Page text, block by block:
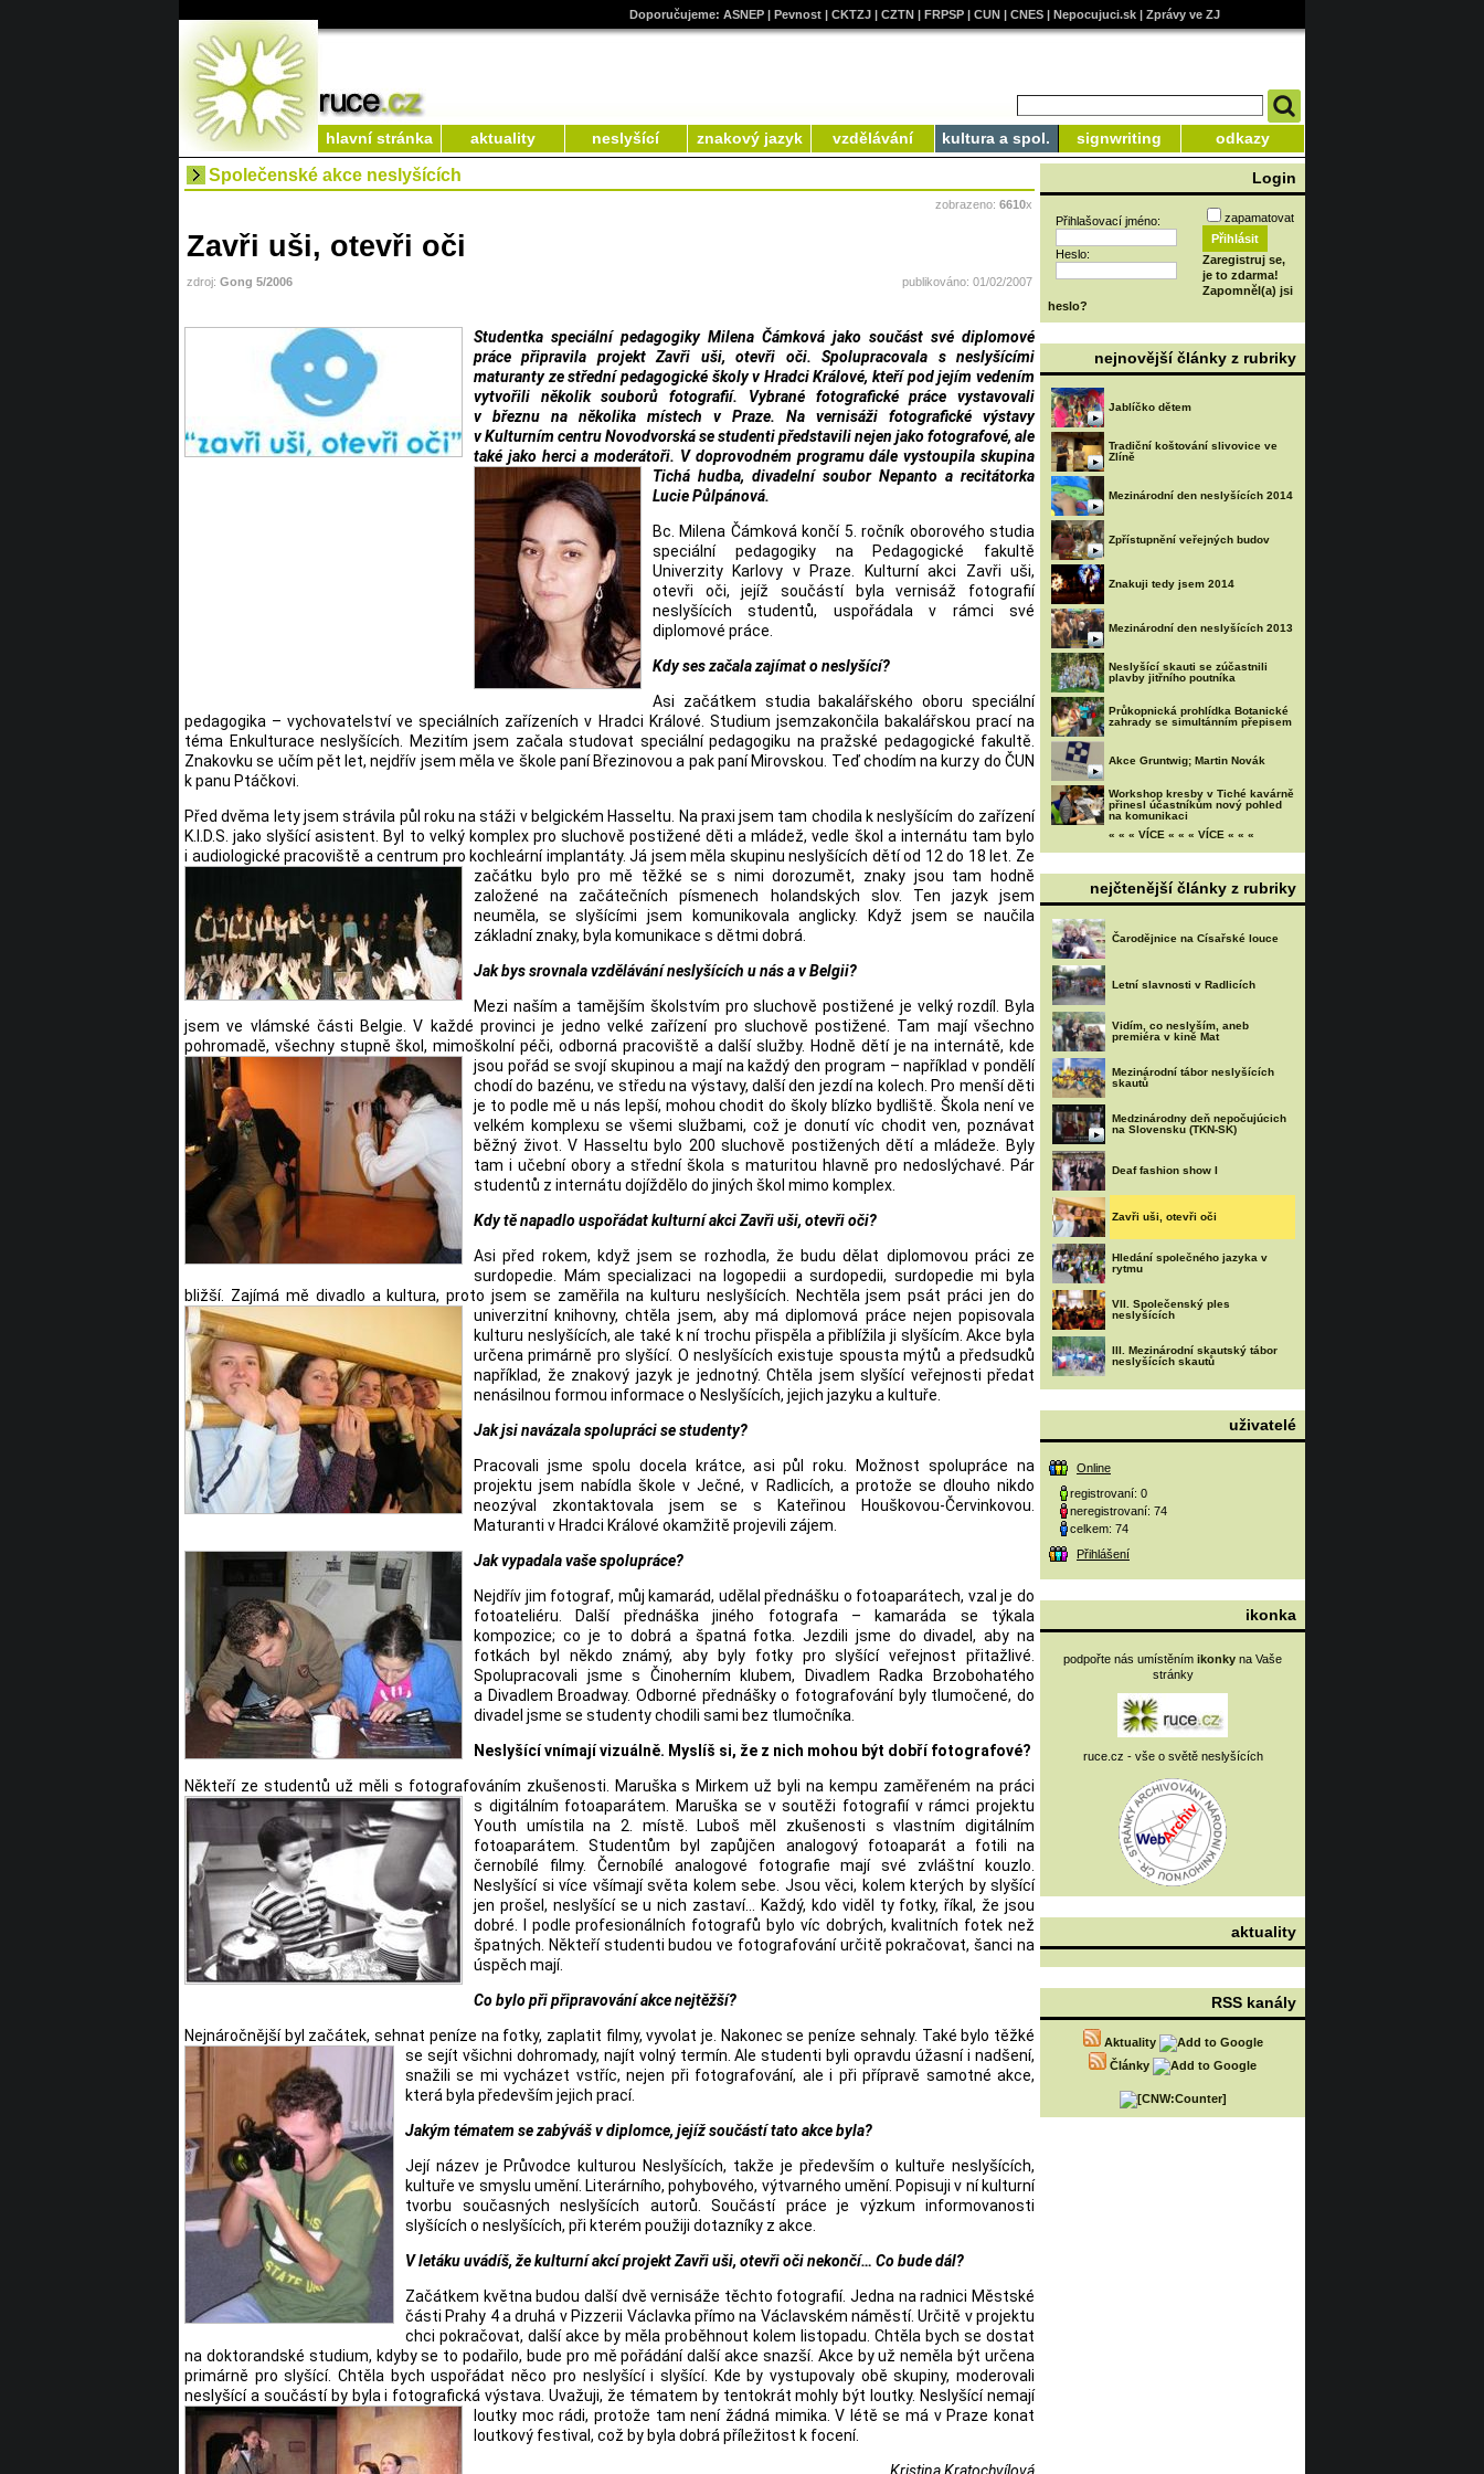
Doporučujeme: ASNEP| Pevnost| CKTZJ| CZTN| FRPSP| CUN| CNES| Nepocujuci.sk| Zprávy ve ZJ
hlavní stránka aktuality neslyšící znakový jazyk vzdělávání kultura a spol. signwriting odkazy
Společenské akce neslyšících
zobrazeno: 6610x
Zavři uši, otevři oči
zdroj: Gong 5/2006 publikováno: 01/02/2007
Studentka speciální pedagogiky Milena Čámková jako součást své diplomové
práce připravila projekt Zavři uši, otevři oči. Spolupracovala s neslyšícími
maturanty ze střední pedagogické školy v Hradci Králové, kteří pod jejím vedením
vytvořili několik souborů fotografií. Vybrané fotografické práce vystavovali
v březnu na několika místech v Praze. Na vernisáži fotografické výstavy
v Kulturním centru Novodvorská se studenti představili nejen jako fotografové, ale
také jako herci a moderátoři. V doprovodném programu dále vystoupila skupina
Tichá hudba, divadelní soubor Nepanto a recitátorka
Lucie Půlpánová.
Bc. Milena Čámková končí 5. ročník oborového studia
speciální pedagogiky na Pedagogické fakultě
Univerzity Karlovy v Praze. Kulturní akci Zavři uši,
otevři oči, jejíž součástí byla vernisáž fotografií
neslyšících studentů, uspořádala v rámci své
diplomové práce.
Kdy ses začala zajímat o neslyšící?
Asi začátkem studia bakalářského oboru speciální
pedagogika – vychovatelství ve speciálních zařízeních v Hradci Králové. Studium jsemzakončila bakalářskou prací na
téma Enkulturace neslyšících. Mezitím jsem začala studovat speciální pedagogiku na pražské pedagogické fakultě.
Znakovku se učím pět let, nejdřív jsem měla ve škole paní Březinovou a pak paní Mirovskou. Teď chodím na kurzy do ČUN
k panu Ptáčkovi.
Před dvěma lety jsem strávila půl roku na stáži v belgickém Hasseltu. Na praxi jsem tam chodila k neslyšícím do zařízení
K.I.D.S. jako slyšící asistent. Byl to velký komplex pro sluchově postižené děti a mládež, vedle škol a internátu tam bylo
i audiologické pracoviště a centrum pro kochleární implantáty. Já jsem měla skupinu neslyšících dětí od 12 do 18 let. Ze
začátku bylo pro mě těžké se s nimi dorozumět, znaky jsou tam hodně
založené na začátečních písmenech holandských slov. Ten jazyk jsem
neuměla, se slyšícími jsem komunikovala anglicky. Když jsem se naučila
základní znaky, byla komunikace s dětmi dobrá.
Jak bys srovnala vzdělávání neslyšících u nás a v Belgii?
Mezi naším a tamějším školstvím pro sluchově postižené je velký rozdíl. Byla
jsem ve vlámské části Belgie. V každé provinci je jedno velké zařízení pro sluchově postižené. Tam mají všechno
pohromadě, všechny stupně škol, mimoškolní péči, odborná pracoviště a další služby. Hodně dětí je na internátě, kde
jsou pořád se svojí skupinou a mají na každý den program – například v pondělí
chodí do bazénu, ve středu na výstavy, další den jezdí na kolech. Pro menší děti
je to podle mě u nás lepší, mohou chodit do školy blízko bydliště. Škola není ve
velkém komplexu se všemi službami, což je donutí víc chodit ven, poznávat
běžný život. V Hasseltu bylo 200 sluchově postižených dětí a mládeže. Byly
tam i učební obory a střední škola s maturitou hlavně pro nedoslýchavé. Pár
studentů z internátu dojíždělo do jiných škol mimo komplex.
Kdy tě napadlo uspořádat kulturní akci Zavři uši, otevři oči?
Asi před rokem, když jsem se rozhodla, že budu dělat diplomovou práci ze
surdopedie. Mám specializaci na logopedii a surdopedii, surdopedie mi byla
bližší. Zajímá mě divadlo a kultura, proto jsem se zaměřila na kulturu neslyšících. Nechtěla jsem psát práci jen do
univerzitní knihovny, chtěla jsem, aby má diplomová práce nejen popisovala
kulturu neslyšících, ale také k ní trochu přispěla a přiblížila ji slyšícím. Akce byla
určena primárně pro slyšící. O neslyšících existuje spousta mýtů a předsudků
například, že znakový jazyk je jednotný. Chtěla jsem slyšící veřejnosti předat
nenásilnou formou informace o Neslyšících, jejich jazyku a kultuře.
Jak jsi navázala spolupráci se studenty?
Pracovali jsme spolu docela krátce, asi půl roku. Možnost spolupráce na
projektu jsem nabídla škole v Ječné, v Radlicích, a protože se dlouho nikdo
neozýval zkontaktovala jsem se s Kateřinou Houškovou-Červinkovou.
Maturanti v Hradci Králové okamžitě projevili zájem.
Jak vypadala vaše spolupráce?
Nejdřív jim fotograf, můj kamarád, udělal přednášku o fotoaparátech, vzal je do
fotoateliéru. Další přednáška jiného fotografa – kamaráda se týkala
kompozice; co je to dobrá a špatná fotka. Jezdili jsme do divadel, aby na
fotkách byl někdo známý, aby byly fotky pro slyšící veřejnost přitažlivé.
Spolupracovali jsme s Činoherním klubem, Divadlem Radka Brzobohatého
a Divadlem Broadway. Odborné přednášky o fotografování byly tlumočené, do
divadel jsme se studenty chodili sami bez tlumočníka.
Neslyšící vnímají vizuálně. Myslíš si, že z nich mohou být dobří fotografové?
Někteří ze studentů už měli s fotografováním zkušenosti. Maruška s Mirkem už byli na kempu zaměřeném na práci
s digitálním fotoaparátem. Maruška se v soutěži fotografií v rámci projektu
Youth umístila na 2. místě. Luboš měl zkušenosti s vlastním digitálním
fotoaparátem. Studentům byl zapůjčen analogový fotoaparát a fotili na
černobílé filmy. Černobílé analogové fotografie mají své zvláštní kouzlo.
Neslyšící si více všímají světa kolem sebe. Jsou věci, kolem kterých by slyšící
jen prošel, neslyšící se u nich zastaví… Každý, kdo viděl ty fotky, říkal, že jsou
dobré. I podle profesionálních fotografů bylo víc dobrých, kvalitních fotek než
špatných. Někteří studenti budou ve fotografování určitě pokračovat, šanci na
úspěch mají.
Co bylo při připravování akce nejtěžší?
Nejnáročnější byl začátek, sehnat peníze na fotky, zaplatit filmy, vyvolat je. Nakonec se peníze sehnaly. Také bylo těžké
se sejít všichni dohromady, najít volný termín. Ale studenti byli opravduúžasní i nadšení,
snažili se mi vycházet vstříc, nejen při fotografování, ale i při přípravě samotné akce,
která byla především jejich prací.
Jakým tématem se zabýváš v diplomce, jejíž součástí tato akce byla?
Její název je Průvodce kulturou Neslyšících, takže je především o kultuře neslyšících,
kultuře ve smyslu umění. Literárního, pohybového, výtvarného umění. Popisuji v ní kulturní
tvorbu současných neslyšících autorů. Součástí práce je výzkum informovanosti
slyšících o neslyšících, při kterém použiji dotazníky z akce.
V letáku uvádíš, že kulturní akcí projekt Zavři uši, otevři oči nekončí… Co bude dál?
Začátkem května budou další dvě vernisáže těchto fotografií. Jedna na radnici Městské
části Prahy 4 a druhá v Pizzerii Václavka přímo na Václavském náměstí. Určitě v projektu
chci pokračovat, další akce by měla proběhnout kolem listopadu. Chtěla bych se dostat
na doktorandské studium, kdyby se to podařilo, bude pro mě pořádání další akce snazší. Akce by už neměla být určena
primárně pro slyšící. Chtěla bych uspořádat něco pro neslyšící i slyšící. Kde by vystupovaly obě skupiny, moderovali
neslyšící a součástí by byla i fotografická výstava. Uvažuji, že tématem by tentokrát mohly být loutky. Neslyšící nemají
loutky moc rádi, protože tamnení žádná mimika. V létě se má v Praze konat
loutkový festival, což by byla dobrá příležitost k focení.
Login
Přihlašovací jméno:
Heslo:
zapamatovat
Zaregistruj se,
je to zdarma!
Zapomněl(a) jsi
heslo?
nejnovější články z rubriky
Jablíčko dětem
Tradiční koštování slivovice ve
Zlíně
Mezinárodní den neslyšících 2014
Zpřístupnění veřejných budov
Znakuji tedy jsem 2014
Mezinárodní den neslyšících 2013
Neslyšící skauti se zúčastnili
plavby jitřního poutníka
Průkopnická prohlídka Botanické
zahrady se simultánním přepisem
Akce Gruntwig; Martin Novák
Workshop kresby v Tiché kavárně
přinesl účastníkům nový pohled
na komunikaci
« « « VÍCE « « « VÍCE « « «
nejčtenější články z rubriky
Čarodějnice na Císařské louce
Letní slavnosti v Radlicích
Vidím, co neslyším, aneb
premiéra v kině Mat
Mezinárodní tábor neslyšících
skautů
Medzinárodny deň nepočujúcich
na Slovensku (TKN-SK)
Deaf fashion show I
Zavři uši, otevři oči
Hledání společného jazyka v
rytmu
VII. Společenský ples
neslyšících
III. Mezinárodní skautský tábor
neslyšících skautů
uživatelé
Online
registrovaní: 0
neregistrovaní: 74
celkem: 74
Přihlášení
ikonka
podpořte nás umístěním ikonky na Vaše
stránky
ruce.cz - vše o světě neslyšících
aktuality
RSS kanály
Aktuality
Články